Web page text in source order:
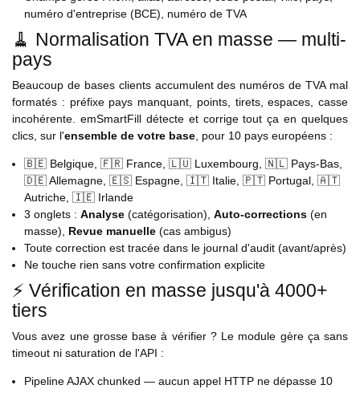
numéro d'entreprise (BCE), numéro de TVA
🧹 Normalisation TVA en masse — multi-
pays
Beaucoup de bases clients accumulent des numéros de TVA mal
formatés : préfixe pays manquant, points, tirets, espaces, casse
incohérente. emSmartFill détecte et corrige tout ça en quelques
clics, sur l'ensemble de votre base, pour 10 pays européens :
🇧🇪 Belgique, 🇫🇷 France, 🇱🇺 Luxembourg, 🇳🇱 Pays-Bas,
🇩🇪 Allemagne, 🇪🇸 Espagne, 🇮🇹 Italie, 🇵🇹 Portugal, 🇦🇹
Autriche, 🇮🇪 Irlande
3 onglets : Analyse (catégorisation), Auto-corrections (en
masse), Revue manuelle (cas ambigus)
Toute correction est tracée dans le journal d'audit (avant/après)
Ne touche rien sans votre confirmation explicite
⚡ Vérification en masse jusqu'à 4000+
tiers
Vous avez une grosse base à vérifier ? Le module gère ça sans
timeout ni saturation de l'API :
Pipeline AJAX chunked — aucun appel HTTP ne dépasse 10